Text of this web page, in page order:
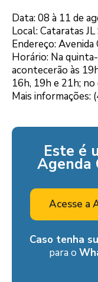
Data: 08 à 11 de
Local: Cataratas
Endereço:
Horário: Na
acontecerão às
16h, 19h e 21h;
Mais informações:
Este é
Agenda
Acesse a
Caso tenha
para o